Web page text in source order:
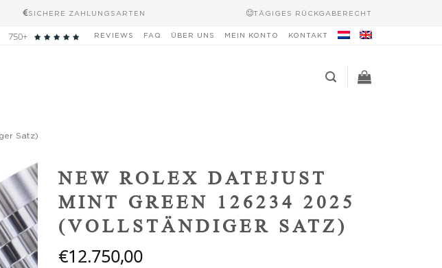
SICHERE ZAHLUNGSARTEN TÄGIGES RÜCKGABERECHT
750+ REVIEWS FAQ ÜBER UNS MEIN KONTO KONTAKT
Satz)
Add to
NEW ROLEX DATEJUST
MINT GREEN 126234 2025
(VOLLSTÄNDIGER SATZ)
€12.750,00